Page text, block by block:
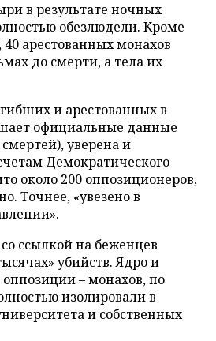
в результате ночных
обезлюдели. Кроме
арестованных монахов
до смерти, а тела их
и арестованных в
официальные данные
уверена и
Демократического
около 200 оппозиционеров,
Точнее, «увезено в
ссылкой на беженцев
убийств. Ядро и
– монахов, по
изолировали в
и собственных